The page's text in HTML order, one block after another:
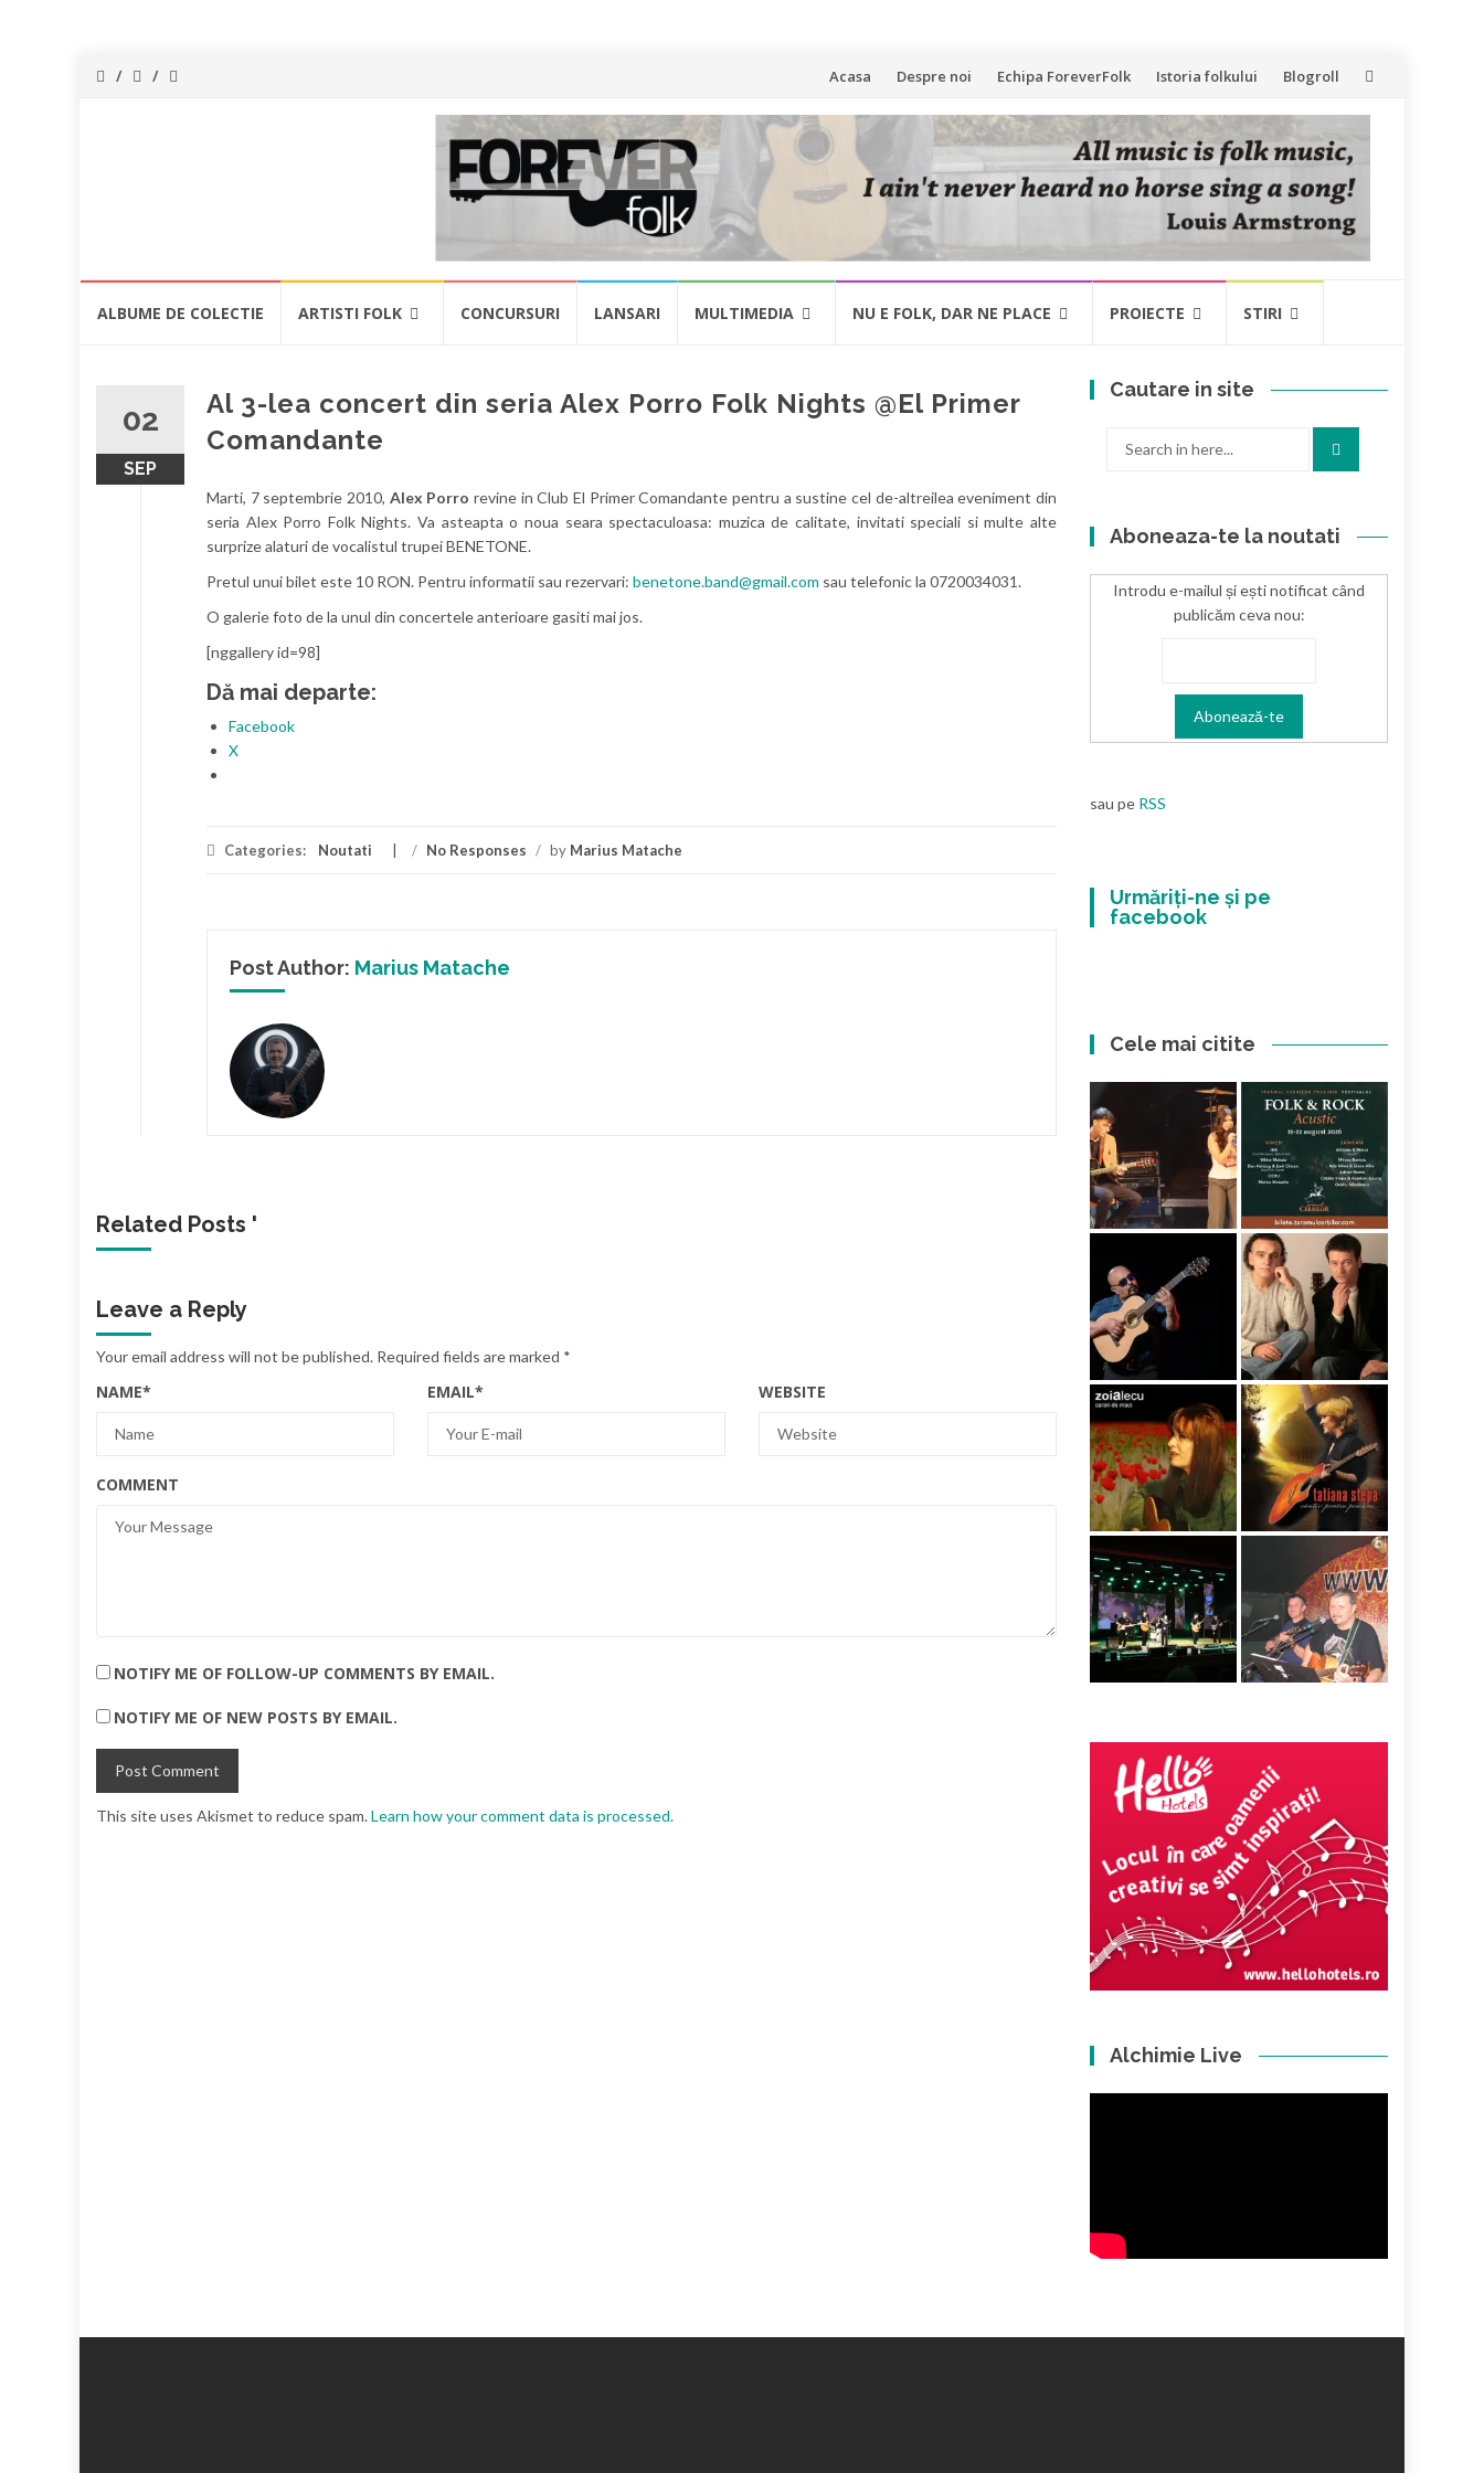
Skip
to
content
Acasa Despre noi Echipa ForeverFolk Istoria folkului Blogroll
ALBUME DE COLECTIE ARTISTI FOLK CONCURSURI LANSARI MULTIMEDIA NU E FOLK, DAR NE PLACE PROIECTE STIRI
02
SEP
Al 3-lea concert din seria Alex Porro Folk Nights @El Primer
Comandante
Marti, 7 septembrie 2010, Alex Porro revine in Club El Primer Comandante pentru a sustine cel de-altreilea eveniment din
seria Alex Porro Folk Nights. Va asteapta o noua seara spectaculoasa: muzica de calitate, invitati speciali si multe alte
surprize alaturi de vocalistul trupei BENETONE.
Pretul unui bilet este 10 RON. Pentru informatii sau rezervari: benetone.band@gmail.com sau telefonic la 0720034031.
O galerie foto de la unul din concertele anterioare gasiti mai jos.
[nggallery id=98]
Dă mai departe:
Facebook
X
Categories: Noutati / No Responses / by Marius Matache
Post Author: Marius Matache
Related Posts '
Leave a Reply
Your email address will not be published. Required fields are marked *
NAME* EMAIL* WEBSITE
COMMENT
NOTIFY ME OF FOLLOW-UP COMMENTS BY EMAIL.
NOTIFY ME OF NEW POSTS BY EMAIL.
This site uses Akismet to reduce spam.Learn how your comment data is processed.
Cautare in site
Aboneaza-te la noutati
Introdu e-mailul și ești notificat când
publicăm ceva nou:
sau pe RSS
Urmăriți-ne și pe
facebook
Cele mai citite
Alchimie Live